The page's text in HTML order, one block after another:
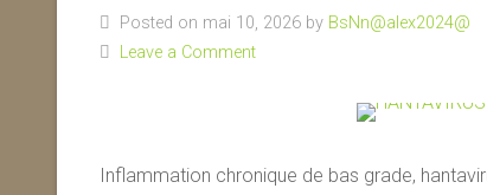
Posted on mai 10, 2026 by BsNn@alex2024@
Leave a Comment
Inflammation chronique de bas grade,